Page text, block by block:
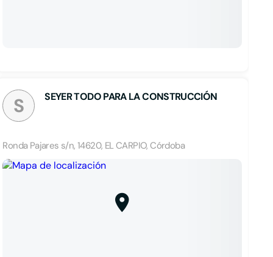
S SEYER TODO PARA LA CONSTRUCCIÓN
Ronda Pajares s/n, 14620, EL CARPIO, Córdoba